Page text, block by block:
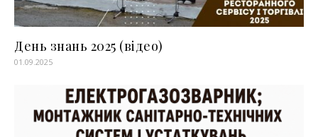
День знань 2025 (відео)
01.09.2025